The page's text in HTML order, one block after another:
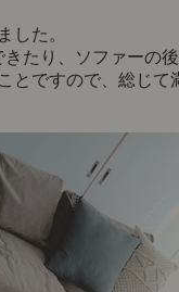
した。
たり、ソファーの後
とですので、総じて